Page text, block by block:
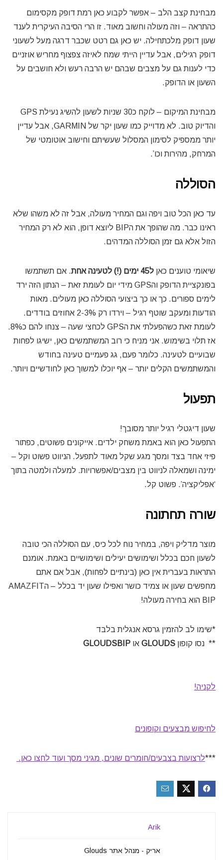
מבחינת קצב הלב – אפשר לקבוע כאן רמת דופק מקסימום
כהתראה – וזה מעולה וחשוב מאוד. זו הרי הסיבה העיקרית לענד
שעון דופק מלכתחילה. יש כאן גם רטט שכבר דרגה מעל לשעוני
דופק רגילים, אבל עדיין הייתי שמח לאיזה צפצוף מחריש אוזניים
כדי לענות גם על מצבים שבהם יש הרבה רעש ולא חושבים על
השעון או הדופק.
מבחינת המיקום – לוקח כ30 שניות לשעון להשיג נעילת GPS
והדיוק טוב. לא מדוייק כמו שעון יקר של GARMIN, אבל עדיין
יותר ממספיק לסימון המסלול שעשיתם וחישוב אוטומטי של
המרחק, מהירות וכו’.
הסוללה
עד כאן הכל טוב ויפה וגם המחיר מעולה, אבל זה לא משהו שלא
ראינו כבר. מה שהופך את הBIP ליוצא דופן, הוא לא רק המחיר
הזול אלא גם זמן הסוללה המדהים.
שיאומי טוענים כאן ל45 ימים (!) לטעינה אחת
. אם תשתמשו
בפונקציית הדופק והGPS מידי יום לעומת זאת – הנתון הזה ירד
לימים ספורים. כך או כך ביצועי הסוללה כאן מעולים. מאות
הודעות ומעקב שוטף רגיל – וירדו רק 2-3% אחוזים בודדים.
לעומת זאת כשהפעלתי את הGPS לכחצי שעה – צנחו להם כ8%.
אז תלוי בשימוש. אני מניח כי רוב המשתמשים כאן, ישיגו לפחות
שבועיים לטעינה. כלומר פעם, גג פעמיים טעינה בחודש
והמשתמשים הקלים יותר – אף יוכלו למשוך כאן לחודשיים ויותר.
תפעול
שעון דיגטלי רגיל יותר מסובך!
התפעול כאן הוא באמת משחק ילדים. אייקונים פשוטים, כפתור
פיזי אחד בצד ומסך מגע שקל מאוד לתפעל. הניווט פשוט וקל –
ימינה ושמאלה לניווט בין מצבים/אפשרויות. למעלה ולמטה בתוך
‘אפליקציה’. פשוט קל.
שורה תחתונה
מוצר מדליק ויפה, במחיר נוח לכל כיס, עם הסוללה הכי טובה
לשעון חכם בכלל ושימושים יעילים ושימושיים באמת. אומנם
התראות בעברית אין כאן (בינתיים לפחות), אבל אם אתם
מחפשים שעון או צמיד כושר ואפילו שעון יד בכלל – הAMAZFIT
BIP הוא בחירה מעולה!
*שימו לב להזמין גרסא אנגלית בלבד
** נסו קופון GLOUDS או GLOUDSBIP
לקניה!
לחיפוש מבצעים וקופונים
***לרצועות בצבעים/חומרים שונים, מגיני מסך ועוד לחצו כאן.
Arik
אריק - מנהל אתר Glouds